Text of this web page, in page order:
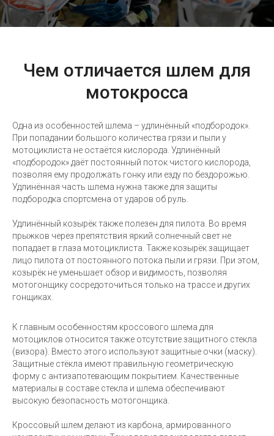
Чем отличается шлем для
мотокросса
Одна из особенностей шлема – удлинённый «подбородок».
При попадании большого количества грязи и пыли у
мотоциклиста не остаётся кислорода. Удлинённый
«подбородок» даёт постоянный поток чистого кислорода,
позволяя ему продолжать гонку или езду по бездорожью.
Удлинённая часть шлема нужна также для защиты
подбородка спортсмена от ударов об руль.
Удлинённый козырёк также полезен для пилота. Во время
прыжков через препятствия яркий солнечный свет не
попадает в глаза мотоциклиста. Также козырёк защищает
лицо пилота от постоянного потока пыли и грязи. При этом,
козырёк не уменьшает обзор и видимость, позволяя
мотогонщику сосредоточиться только на трассе и других
гонщиках.
К главным особенностям кроссового шлема для
мотоциклов относится также отсутствие защитного стекла
(визора). Вместо этого используют защитные очки (маску).
Защитные стёкла имеют правильную геометрическую
форму с антизапотевающим покрытием. Качественные
материалы в составе стекла и шлема обеспечивают
высокую безопасность мотогонщика.
Кроссовый шлем делают из карбона, армированного